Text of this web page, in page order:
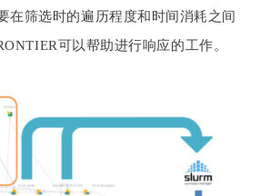
在筛选时的遍历程度和时间消耗之间
可以帮助进行响应的工作。